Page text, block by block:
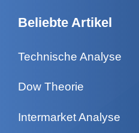
Beliebte Artikel
Technische Analyse
Dow Theorie
Intermarket Analyse